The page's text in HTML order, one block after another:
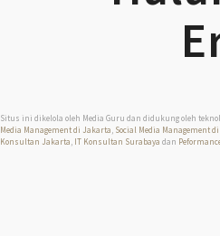
Situs ini dikelola oleh Media Guru dan didukung oleh
Media Management di Jakarta Social Media Management
Konsultan Jakarta IT Konsultan Surabaya dan